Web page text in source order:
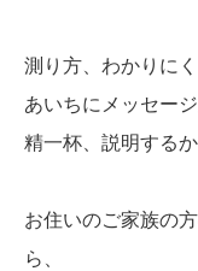
測り方、わかりに
あいちにメッセー
精一杯、説明するか
お住いのご家族の
ら、